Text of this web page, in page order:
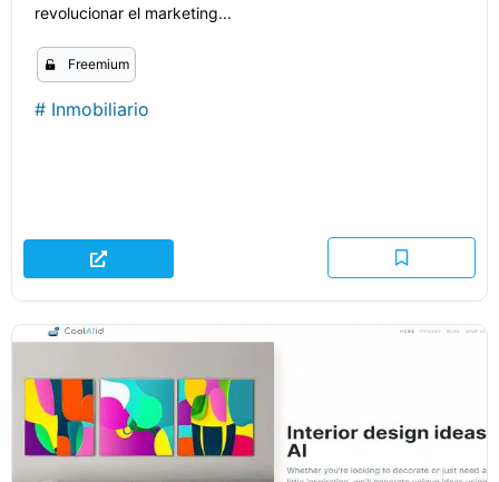
revolucionar el marketing...
Freemium
# Inmobiliario